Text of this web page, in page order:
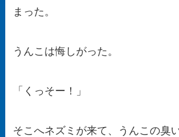
まった。
うんこは悔しがった。
「くっそー！」
そこへネズミが来て、うんこの臭